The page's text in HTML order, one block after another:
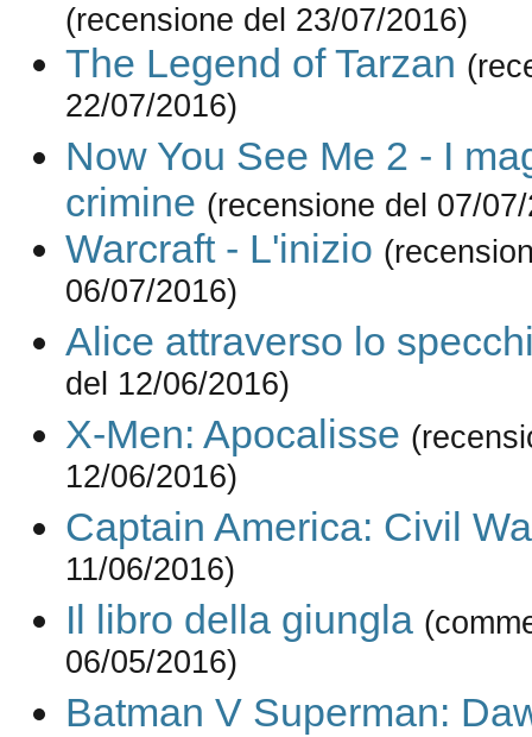
(recensione del 23/07/2016)
The Legend of Tarzan
22/07/2016)
Now You See Me 2 - I
crimine (recensione del 07/
Warcraft - L'inizio
06/07/2016)
Alice attraverso lo
del 12/06/2016)
X-Men: Apocalisse
12/06/2016)
Captain America: Civil
11/06/2016)
Il libro della giungla
06/05/2016)
Batman V Superman: